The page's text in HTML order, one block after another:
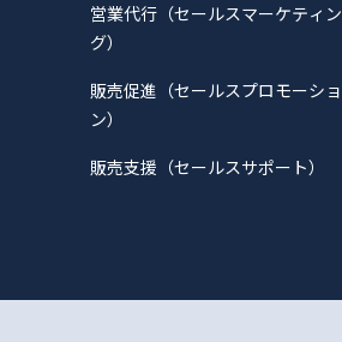
営業代行（セールスマーケティン
グ）
販売促進（セールスプロモーショ
ン）
販売支援（セールスサポート）